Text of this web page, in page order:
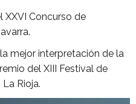
XXVI Concurso de
mejor interpretación de la
del XIII Festival de
La Rioja.